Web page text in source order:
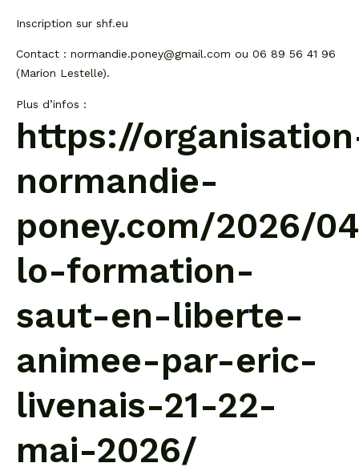
Inscription sur shf.eu
Contact : normandie.poney@gmail.com ou 06 89 56 41 96
(Marion Lestelle).
Plus d’infos :
https://
normandie-
poney.com/2026/
lo-formation-
saut-en-liberte-
animee-par-eric-
livenais-21-22-
mai-2026/